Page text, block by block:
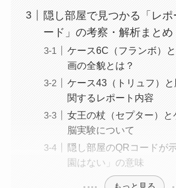
隠し部屋で見つかる「レポ
ード」の考察・解析まとめ
ケース6C（フランボ）
画の全貌とは？
ケース43（トリュフ）
関するレポート内容
女王の杖（セプター）
脳実験について
隠し部屋のQRコードが
園はない」の意味